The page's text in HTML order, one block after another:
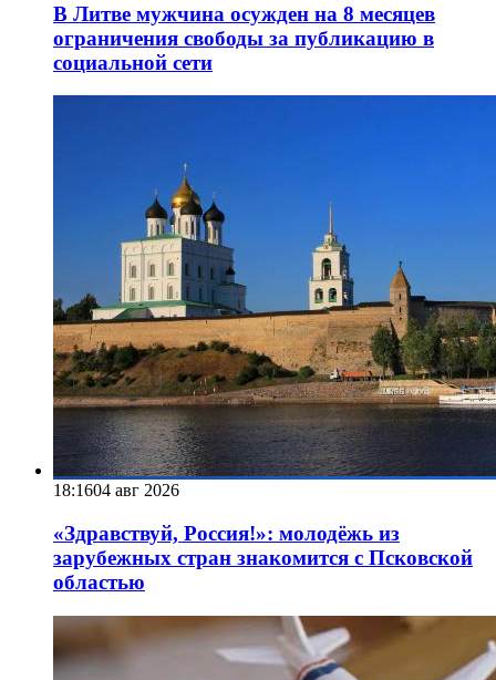
В Литве мужчина осужден на 8 месяцев
ограничения свободы за публикацию в
социальной сети
18:1604 авг 2026
«Здравствуй, Россия!»: молодёжь из
зарубежных стран знакомится с Псковской
областью